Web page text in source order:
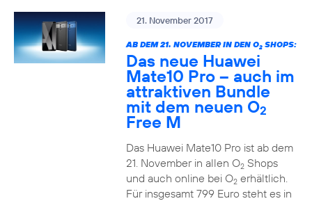
21. November 2017
AB DEM 21. NOVEMBER IN DEN O2SHOPS:
Das neue Huawei
Mate10 Pro – auch im
attraktiven Bundle
mit dem neuen O2
Free M
Das Huawei Mate10 Pro ist ab dem
21. November in allen O2Shops
und auch online bei O2erhältlich.
Für insgesamt 799 Euro steht es in